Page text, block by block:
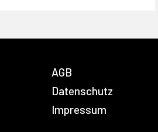
AGB
Datenschutz
Impressum